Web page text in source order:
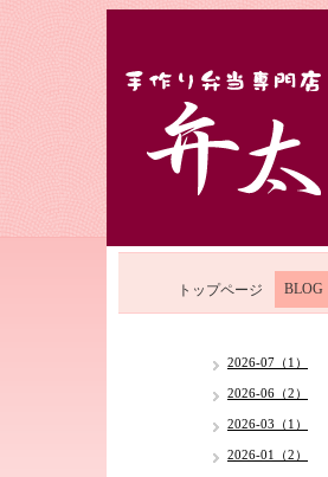
トップページ BLOG
2026-07（1）
2026-06（2）
2026-03（1）
2026-01（2）